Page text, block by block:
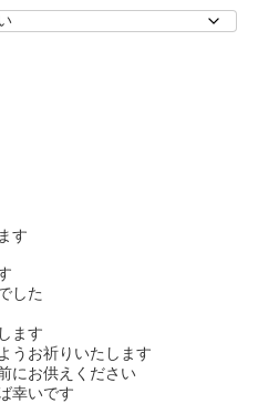
す
した
ます
うお祈りいたします
にお供えください
幸いです